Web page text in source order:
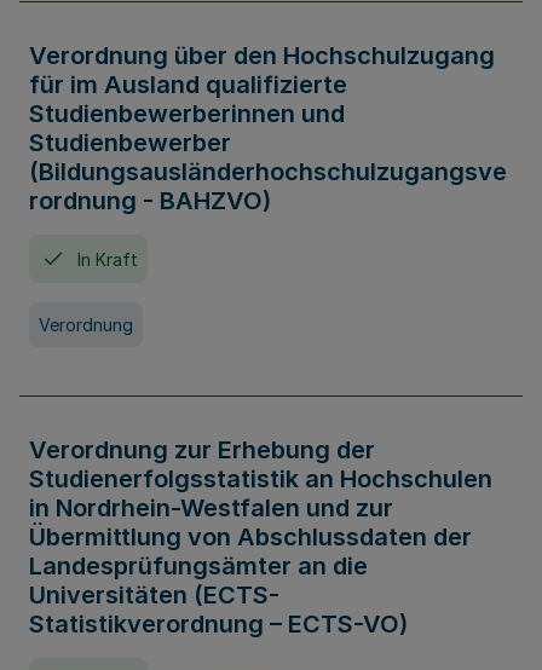
Verordnung über den Hochschulzugang
für im Ausland qualifizierte
Studienbewerberinnen und
Studienbewerber
(Bildungsausländerhochschulzugangsve
rordnung - BAHZVO)
In Kraft
Verordnung
Verordnung zur Erhebung der
Studienerfolgsstatistik an Hochschulen
in Nordrhein-Westfalen und zur
Übermittlung von Abschlussdaten der
Landesprüfungsämter an die
Universitäten (ECTS-
Statistikverordnung – ECTS-VO)